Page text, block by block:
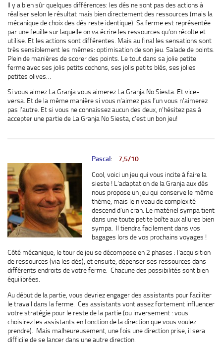
Il y a bien sûr quelques différences: les dés ne sont pas des actions à
réaliser selon le résultat mais bien directement des ressources (mais la
mécanique de choix des dés reste identique). Sa ferme est représentée
par une feuille sur laquelle on va écrire les ressources qu’on récolte et
utilise. Et les actions sont différentes. Mais au final les sensations sont
très sensiblement les mêmes: optimisation de son jeu. Salade de points.
Plein de manières de scorer des points. Le tout dans sa jolie petite
ferme avec ses jolis petits cochons, ses jolis petits blés, ses jolies
petites olives…
Si vous aimez La Granja vous aimerez La Granja No Siesta. Et vice-
versa. Et de la même manière si vous n’aimez pas l’un vous n’aimerez
pas l’autre. Et si vous ne connaissez aucun des deux, n’hésitez pas à
accepter une partie de La Granja No Siesta, c’est un bon jeu!
Pascal: 7,5/10
Cool, voici un jeu qui vous incite à faire la
sieste ! L’adaptation de la Granja aux dés
nous propose un jeu qui conserve le même
thème, mais le niveau de complexité
descend d’un cran. Le matériel sympa tient
dans une toute petite boîte aux allures bien
sympa. Il tiendra facilement dans vos
bagages lors de vos prochains voyages !
Côté mécanique, le tour de jeu se décompose en 2 phases : l’acquisition
de ressources (via les dés), et ensuite, dépenser ses ressources dans
différents endroits de votre ferme. Chacune des possibilités sont bien
équilibrées.
Au début de la partie, vous devriez engager des assistants pour faciliter
le travail dans la ferme. Ces assistants vont assez fortement influencer
votre stratégie pour le reste de la partie (ou inversement : vous
choisirez les assistants en fonction de la direction que vous voulez
prendre). Mais malheureusement, une fois une direction prise, il sera
difficile de se lancer dans une autre direction.